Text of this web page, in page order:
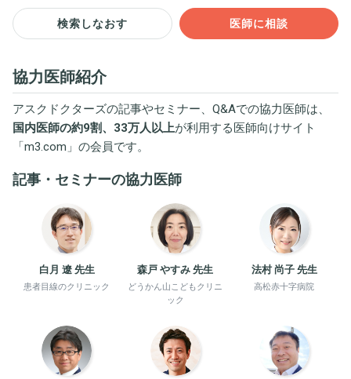
検索しなおす 医師に相談
協力医師紹介
アスクドクターズの記事やセミナー、Q&Aでの協力医師は、
国内医師の約9割、33万人以上が利用する医師向けサイト
「m3.com 」の会員です。
記事・セミナーの協力医師
白月 遼 先生
患者目線のクリニック
森戸 やすみ 先生
どうかん山こどもクリニ
ック
法村 尚子 先生
高松赤十字病院